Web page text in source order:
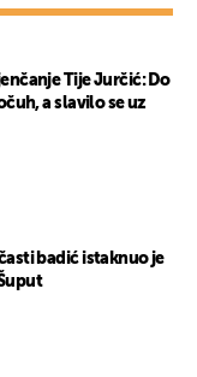
Tije Jurčić: Do
a slavilo se uz
badić istaknuo je